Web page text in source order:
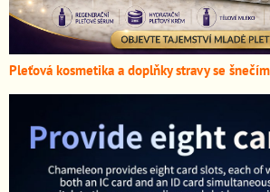
Pleťová kosmetika a doplňky stravy se